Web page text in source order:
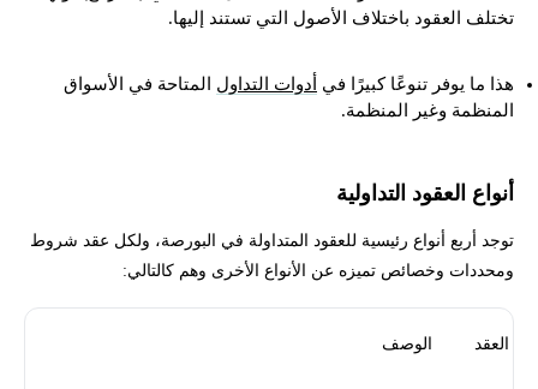
تختلف العقود باختلاف الأصول التي تستند إليها.
هذا ما يوفر تنوعًا كبيرًا في أدوات التداول المتاحة في الأسواق
المنظمة وغير المنظمة.
أنواع العقود التداولية
توجد أربع أنواع رئيسية للعقود المتداولة في البورصة، ولكل عقد شروط
ومحددات وخصائص تميزه عن الأنواع الأخرى وهم كالتالي:
العقد الوصف